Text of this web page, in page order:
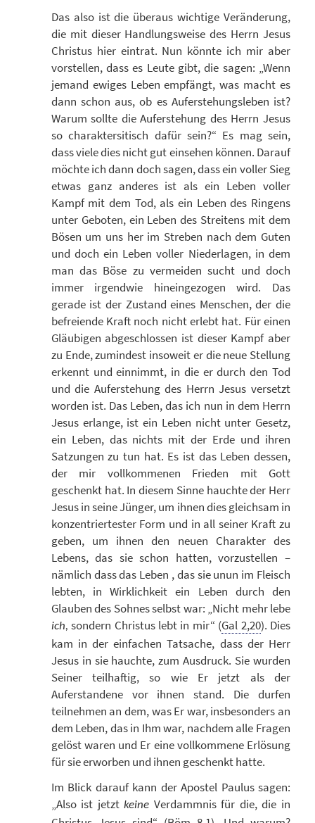
Das also ist die überaus wichtige Veränderung,
die mit dieser Handlungsweise des Herrn Jesus
Christus hier eintrat. Nun könnte ich mir aber
vorstellen, dass es Leute gibt, die sagen: „Wenn
jemand ewiges Leben empfängt, was macht es
dann schon aus, ob es Auferstehungsleben ist?
Warum sollte die Auferstehung des Herrn Jesus
so charaktersitisch dafür sein?“ Es mag sein,
dass viele dies nicht gut einsehen können. Darauf
möchte ich dann doch sagen, dass ein voller Sieg
etwas ganz anderes ist als ein Leben voller
Kampf mit dem Tod, als ein Leben des Ringens
unter Geboten, ein Leben des Streitens mit dem
Bösen um uns her im Streben nach dem Guten
und doch ein Leben voller Niederlagen, in dem
man das Böse zu vermeiden sucht und doch
immer irgendwie hineingezogen wird. Das
gerade ist der Zustand eines Menschen, der die
befreiende Kraft noch nicht erlebt hat. Für einen
Gläubigen abgeschlossen ist dieser Kampf aber
zu Ende, zumindest insoweit er die neue Stellung
erkennt und einnimmt, in die er durch den Tod
und die Auferstehung des Herrn Jesus versetzt
worden ist. Das Leben, das ich nun in dem Herrn
Jesus erlange, ist ein Leben nicht unter Gesetz,
ein Leben, das nichts mit der Erde und ihren
Satzungen zu tun hat. Es ist das Leben dessen,
der mir vollkommenen Frieden mit Gott
geschenkt hat. In diesem Sinne hauchte der Herr
Jesus in seine Jünger, um ihnen dies gleichsam in
konzentriertester Form und in all seiner Kraft zu
geben, um ihnen den neuen Charakter des
Lebens, das sie schon hatten, vorzustellen –
nämlich dass das Leben , das sie unun im Fleisch
lebten, in Wirklichkeit ein Leben durch den
Glauben des Sohnes selbst war: „Nicht mehr lebe
ich, sondern Christus lebt in mir“ (Gal 2,20). Dies
kam in der einfachen Tatsache, dass der Herr
Jesus in sie hauchte, zum Ausdruck. Sie wurden
Seiner teilhaftig, so wie Er jetzt als der
Auferstandene vor ihnen stand. Die durfen
teilnehmen an dem, was Er war, insbesonders an
dem Leben, das in Ihm war, nachdem alle Fragen
gelöst waren und Er eine vollkommene Erlösung
für sie erworben und ihnen geschenkt hatte.
Im Blick darauf kann der Apostel Paulus sagen:
„Also ist jetztkeine Verdammnis für die, die in